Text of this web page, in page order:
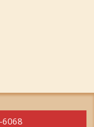
6068